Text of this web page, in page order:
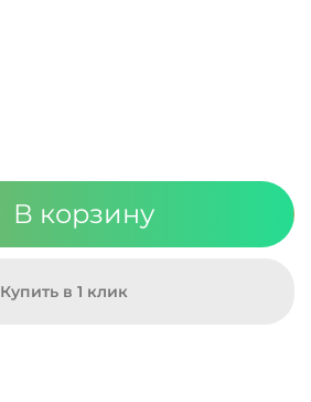
В корзину
Купить в 1 клик